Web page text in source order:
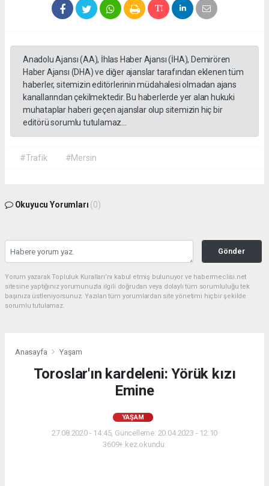
Anadolu Ajansı (AA), İhlas Haber Ajansı (İHA), Demirören
Haber Ajansı (DHA) ve diğer ajanslar tarafından eklenen tüm
haberler, sitemizin editörlerinin müdahalesi olmadan ajans
kanallarından çekilmektedir. Bu haberlerde yer alan hukuki
muhataplar haberi geçen ajanslar olup sitemizin hiç bir
editörü sorumlu tutulamaz...
#Trafik #Mersin
Okuyucu Yorumları (0)
Gönder
Yorum yazarak Topluluk Kuralları’nı kabul etmiş bulunuyor ve habermeclisi.net
sitesine yaptığınız yorumunuzla ilgili doğrudan veya dolaylı tüm sorumluluğu tek
başınıza üstleniyorsunuz. Yazılan tüm yorumlardan site yönetimi hiçbir şekilde
sorumlu tutulamaz.
Anasayfa Yaşam
Toroslar'ın kardeleni: Yörük kızı
Emine
YAŞAM
27.08.2020 - 14:45, Güncelleme: 20.04.2023 - 12:10
3609+ kez okundu.